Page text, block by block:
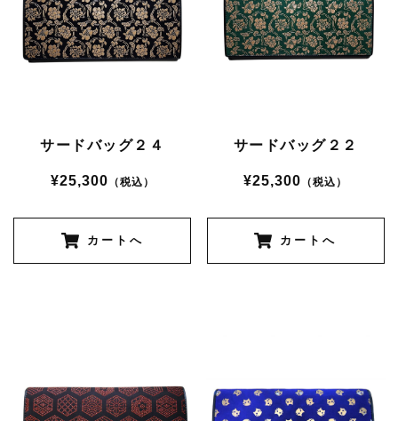
サードバッグ２４
¥25,300 （税込）
カートへ
サードバッグ２２
¥25,300 （税込）
カートへ